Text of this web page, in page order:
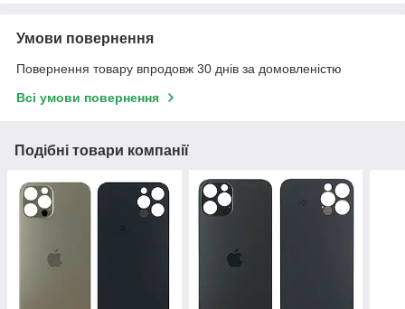
Умови повернення
Повернення товару впродовж 30 днів за домовленістю
Всі умови повернення
Подібні товари компанії